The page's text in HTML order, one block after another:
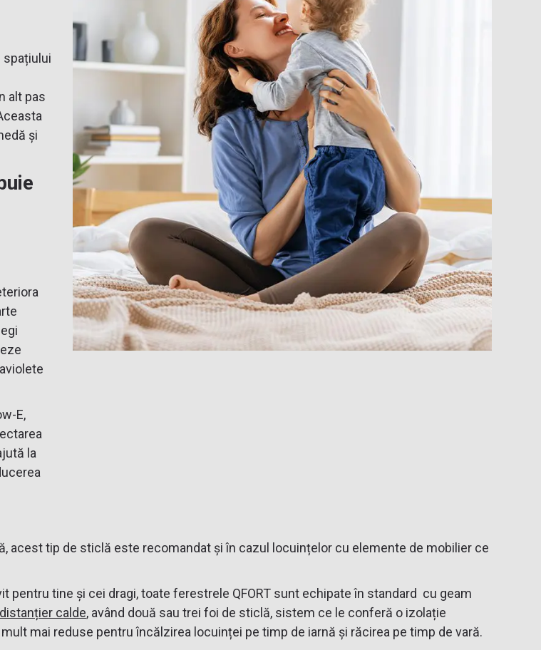
spațiului
alt pas
și
E,
la
acest tip de sticlă este recomandat și în cazul locuințelor cu elemente de mobilier ce
tine și cei dragi, toate ferestrele QFORT sunt echipate în standard cu geam
calde, având două sau trei foi de sticlă, sistem ce le conferă o izolație
mai reduse pentru încălzirea locuinței pe timp de iarnă și răcirea pe timp de vară.